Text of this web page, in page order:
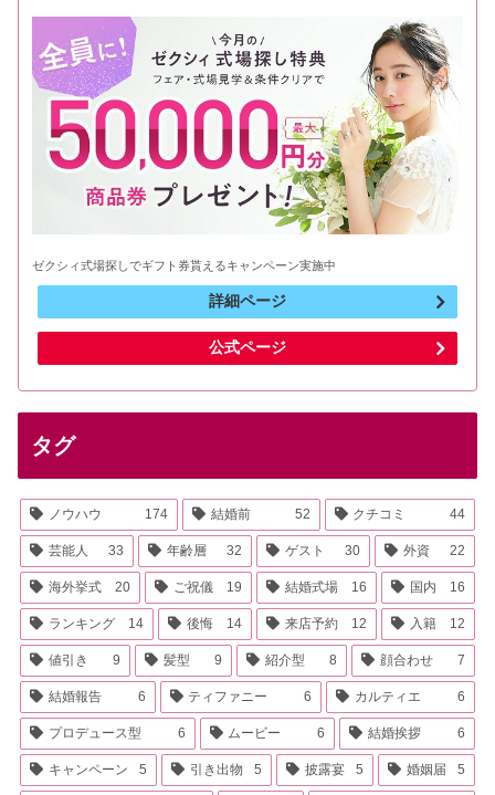
ゼクシィ式場探しでギフト券貰えるキャンペーン実施中
詳細ページ
公式ページ
タグ
ノウハウ 174 結婚前 52 クチコミ 44
芸能人 33 年齢層 32 ゲスト 30 外資 22
海外挙式 20 ご祝儀 19 結婚式場 16 国内 16
ランキング 14 後悔 14 来店予約 12 入籍 12
値引き 9 髪型 9 紹介型 8 顔合わせ 7
結婚報告 6 ティファニー 6 カルティエ 6
プロデュース型 6 ムービー 6 結婚挨拶 6
キャンペーン 5 引き出物 5 披露宴 5 婚姻届 5